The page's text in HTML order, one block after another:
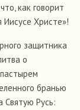
как говорит
Иисусе Христе»!
защитника
о
бранью
Святую Русь: